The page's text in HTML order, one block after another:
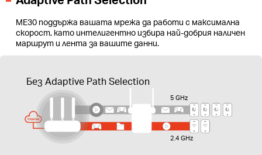
ME30 поддържа вашата мрежа да работи с максимална
скорост, като интелигентно избира най-добрия наличен
маршрут и лента за вашите данни.
Без Adaptive Path Selection
5 GHz
2.4 GHz